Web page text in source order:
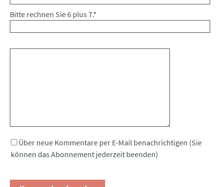
Bitte rechnen Sie 6 plus 7.*
Über neue Kommentare per E-Mail benachrichtigen (Sie
können das Abonnement jederzeit beenden)